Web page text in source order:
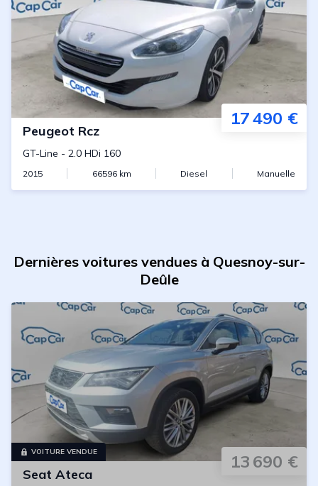
17 490 €
Peugeot Rcz
GT-Line - 2.0 HDi 160
2015 66596km Diesel Manuelle
Dernières voitures vendues à Quesnoy-sur-
Deûle
VOITURE VENDUE 13 690 €
Seat Ateca